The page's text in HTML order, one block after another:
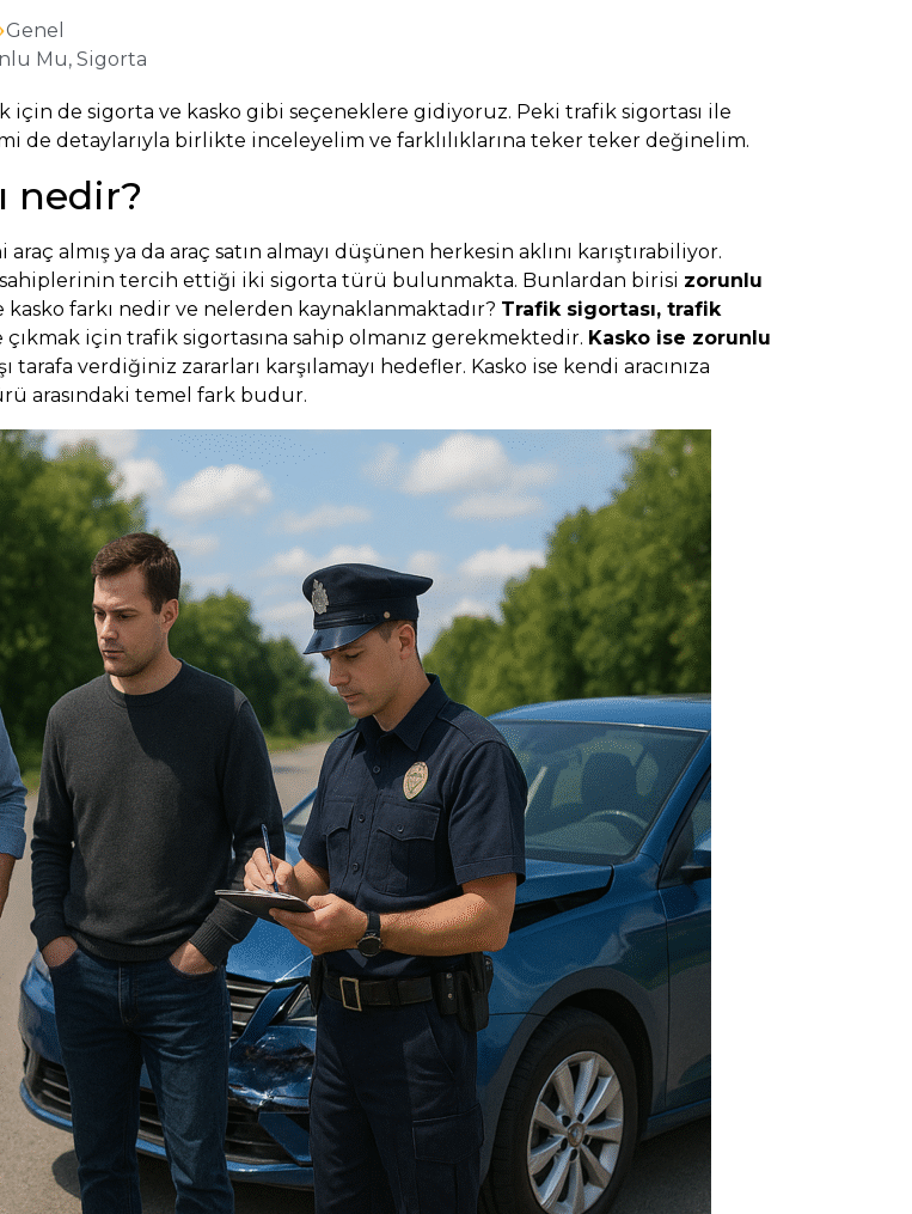
Genel
Mu, Sigorta
de sigorta ve kasko gibi seçeneklere gidiyoruz. Peki trafik sigortası ile
de detaylarıyla birlikte inceleyelim ve farklılıklarına teker teker değinelim.
nedir?
almış ya da araç satın almayı düşünen herkesin aklını karıştırabiliyor.
sahiplerinin tercih ettiği iki sigorta türü bulunmakta. Bunlardan birisi zorunlu
kasko farkı nedir ve nelerden kaynaklanmaktadır? Trafik sigortası, trafik
çıkmak için trafik sigortasına sahip olmanız gerekmektedir. Kasko ise zorunlu
tarafa verdiğiniz zararları karşılamayı hedefler. Kasko ise kendi aracınıza
arasındaki temel fark budur.